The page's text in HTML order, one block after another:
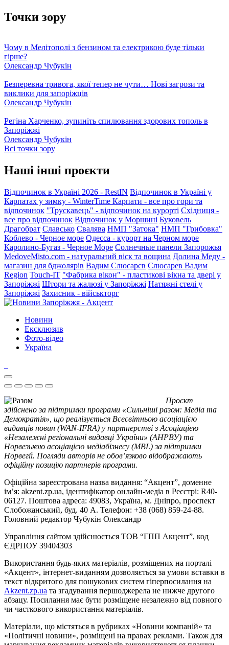
Точки зору
Чому в Мелітополі з бензином та електрикою буде тільки
гірше?
Олександр Чубукін
Безперевна тривога, якої тепер не чути… Нові загрози та
виклики для запоріжців
Олександр Чубукін
Регіна Харченко, зупиніть спилювання здорових тополь в
Запоріжжі
Олександр Чубукін
Всі точки зору
Наші інші проєкти
Відпочинок в Україні 2026 - RestIN Відпочинок в Україні у
Карпатах у зимку - WinterTime Карпати - все про гори та
відпочинок "Трускавець" - відпочинок на курорті Східниця -
все про відпочинок Відпочинок у Моршині Буковель
Драгобрат Славсько Свалява НМП "Затока" НМП "Грибовка"
Коблево - Черное море Одесса - курорт на Черном море
Каролино-Бугаз - Черное Море Солнечные панели Запорожья
MedoveMisto.com - натуральний віск та вощина Долина Меду -
магазин для бджолярів Вадим Слюсарєв Слюсарев Вадим
Region Touch-IT "Фабрика вікон" - пластикові вікна та двері у
Запоріжжі Штори та жалюзі у Запоріжжі Натяжні стелі у
Запоріжжі Захисник - військторг
Новини
Ексклюзив
Фото-відео
Україна
Проєкт
здійснено за підтримки програми «Сильніші разом: Медіа та
Демократія», що реалізується Всесвітньою асоціацією
видавців новин (WAN-IFRA) у партнерстві з Асоціацією
«Незалежні регіональні видавці України» (АНРВУ) та
Норвезькою асоціацією медіабізнесу (MBL) за підтримки
Норвегії. Погляди авторів не обов’язково відображають
офіційну позицію партнерів програми.
Офіційна зареєстрована назва видання: “Акцент”, доменне
ім’я: akzent.zp.ua, ідентифікатор онлайн-медіа в Реєстрі: R40-
06127. Поштова адреса: 49083, Україна, м. Дніпро, проспект
Слобожанський, буд. 40 А. Телефон: +38 (068) 859-24-88.
Головний редактор Чубукін Олександр
Управління сайтом здійснюється ТОВ “ГПП Акцент”, код
ЄДРПОУ 39404303
Використання будь-яких матеріалів, розміщених на порталі
«Акцент», інтернет-виданням дозволяється за умови вставки в
текст відкритого для пошукових систем гіперпосилання на
Akzent.zp.ua та згадування першоджерела не нижче другого
абзацу. Посилання має бути розміщене незалежно від повного
чи часткового використання матеріалів.
Матеріали, що містяться в рубриках «Новини компаній» та
«Політичні новини», розміщені на правах реклами. Також для